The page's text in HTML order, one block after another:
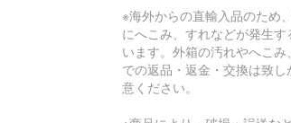
※海外からの直輸入品のため
にへこみ、すれなどが発生
います。外箱の汚れやへこ
での返品・返金・交換は致
意ください。